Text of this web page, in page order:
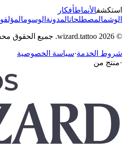
استكشفالأنماطأفكار
الوشمالمصطلحاتالمدونةالوسومالمؤلفون
© 2026 wizard.tattoo. جميع الحقوق محفوظة.
شروط الخدمة·سياسة الخصوصية
منتج من